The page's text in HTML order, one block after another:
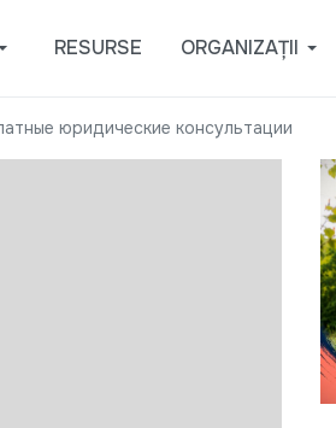
RESURSE ORGANIZAȚII
юридические консультации